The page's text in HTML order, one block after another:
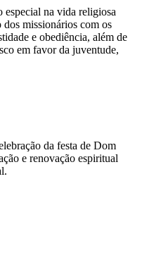
especial na vida religiosa
missionários com os
e obediência, além de
em favor da juventude,
da festa de Dom
e renovação espiritual